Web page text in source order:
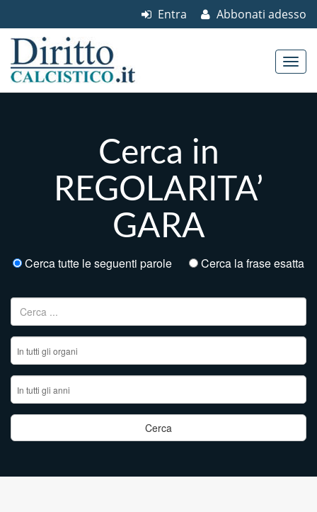
Abbonati adesso
Entra
Cerca in
REGOLARITA’
GARA
Cerca tutte le seguenti parole Cerca la frase esatta
Ricerca per: